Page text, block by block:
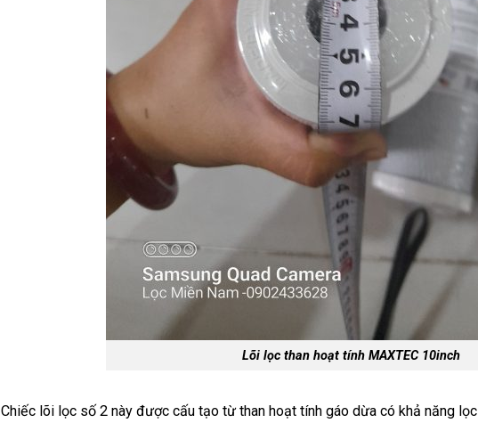
Lõi lọc than hoạt tính MAXTEC 10inch
Chiếc lõi lọc số 2 này được cấu tạo từ than hoạt tính gáo dừa có khả năng